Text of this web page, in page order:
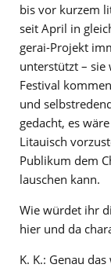
bis vor kurzem
seit April in
gerai-Projekt
unterstützt – sie
Festival
und
gedacht, es
Litauisch
Publikum dem
lauschen kann.
Wie würdet ihr
hier und da
K. K.: Genau